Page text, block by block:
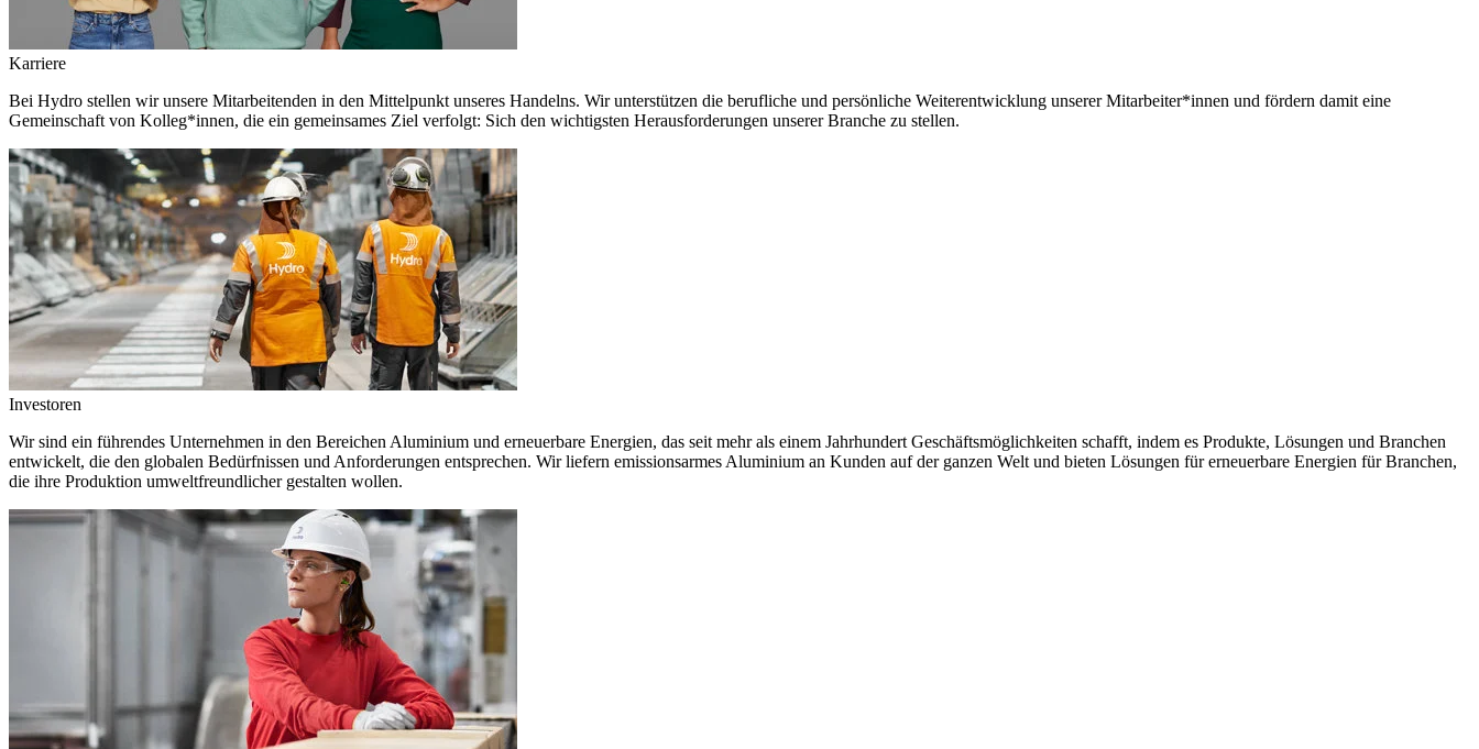
Karriere
Bei Hydro stellen wir unsere Mitarbeitenden in den Mittelpunkt unseres Handelns. Wir unterstützen die berufliche und persönliche Weiterentwicklung unserer Mitarbeiter*innen und fördern damit eine
Gemeinschaft von Kolleg*innen, die ein gemeinsames Ziel verfolgt: Sich den wichtigsten Herausforderungen unserer Branche zu stellen.
Investoren
Wir sind ein führendes Unternehmen in den Bereichen Aluminium und erneuerbare Energien, das seit mehr als einem Jahrhundert Geschäftsmöglichkeiten schafft, indem es Produkte, Lösungen und Branchen
entwickelt, die den globalen Bedürfnissen und Anforderungen entsprechen. Wir liefern emissionsarmes Aluminium an Kunden auf der ganzen Welt und bieten Lösungen für erneuerbare Energien für Branchen,
die ihre Produktion umweltfreundlicher gestalten wollen.